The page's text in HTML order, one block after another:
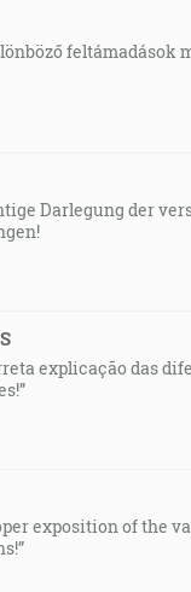
feltámadások
Darlegung der
explicação das
exposition of the